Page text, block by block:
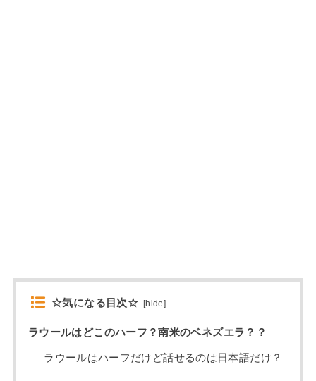
☆気になる目次☆ [hide]
ラウールはどこのハーフ？南米のベネズエラ？？
ラウールはハーフだけど話せるのは日本語だけ？